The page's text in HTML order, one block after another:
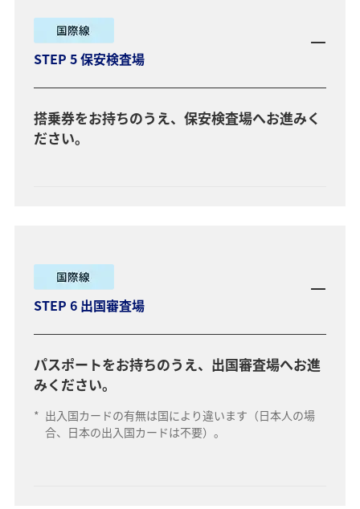
STEP 5 保安検査場
搭乗券をお持ちのうえ、保安検査場へお進みく
ださい。
STEP 6 出国審査場
パスポートをお持ちのうえ、出国審査場へお進
みください。
* 出入国カードの有無は国により違います（日本人の場
合、日本の出入国カードは不要）。